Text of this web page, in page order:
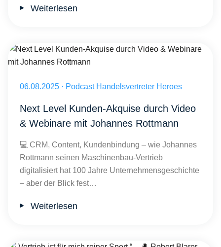
Weiterlesen
Veröffentlicht am 06.08.2025
06.08.2025 · Podcast Handelsvertreter Heroes
Next Level Kunden-Akquise durch Video
& Webinare mit Johannes Rottmann
💻 CRM, Content, Kundenbindung – wie Johannes
Rottmann seinen Maschinenbau-Vertrieb
digitalisiert hat 100 Jahre Unternehmensgeschichte
– aber der Blick fest…
Weiterlesen